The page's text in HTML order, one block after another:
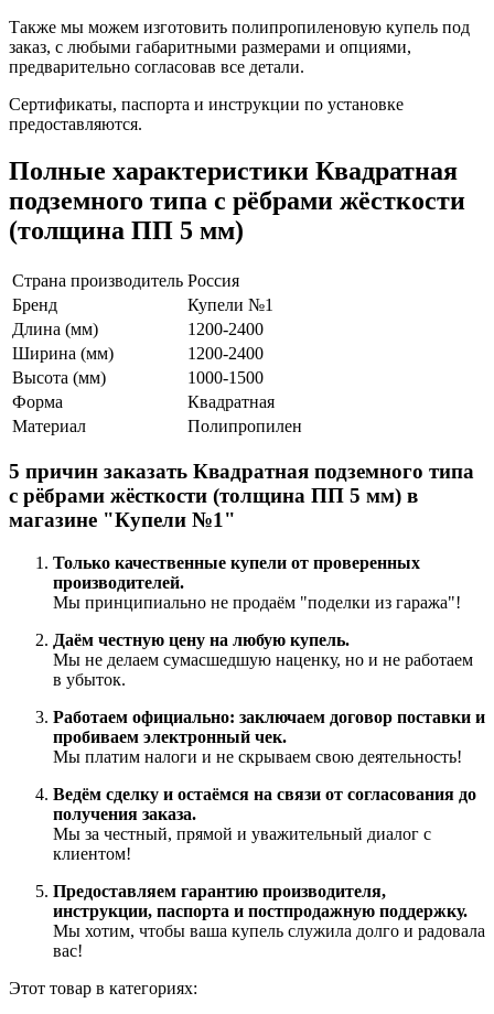
Также мы можем изготовить полипропиленовую купель под
заказ, с любыми габаритными размерами и опциями,
предварительно согласовав все детали.
Сертификаты, паспорта и инструкции по установке
предоставляются.
Полные характеристики Квадратная
подземного типа с рёбрами жёсткости
(толщина ПП 5 мм)
Страна производитель Россия
Бренд
Купели №1
Длина (мм)
1200-2400
Ширина (мм)
1200-2400
Высота (мм)
1000-1500
Форма
Квадратная
Материал
Полипропилен
5 причин заказать Квадратная подземного типа
с рёбрами жёсткости (толщина ПП 5 мм) в
магазине "Купели №1"
Только качественные купели от проверенных
производителей.
Мы принципиально не продаём "поделки из гаража"!
Даём честную цену на любую купель.
Мы не делаем сумасшедшую наценку, но и не работаем
в убыток.
Работаем официально: заключаем договор поставки и
пробиваем электронный чек.
Мы платим налоги и не скрываем свою деятельность!
Ведём сделку и остаёмся на связи от согласования до
получения заказа.
Мы за честный, прямой и уважительный диалог с
клиентом!
Предоставляем гарантию производителя,
инструкции, паспорта и постпродажную поддержку.
Мы хотим, чтобы ваша купель служила долго и радовала
вас!
Этот товар в категориях: